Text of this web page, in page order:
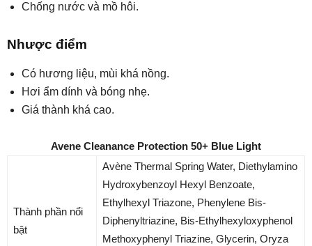
Chống nước và mồ hôi.
Nhược điểm
Có hương liệu, mùi khá nồng.
Hơi ẩm dính và bóng nhẹ.
Giá thành khá cao.
Avene Cleanance Protection 50+ Blue Light
Thành phần nổi
bật
Avène Thermal Spring Water, Diethylamino
Hydroxybenzoyl Hexyl Benzoate,
Ethylhexyl Triazone, Phenylene Bis-
Diphenyltriazine, Bis-Ethylhexyloxyphenol
Methoxyphenyl Triazine, Glycerin, Oryza